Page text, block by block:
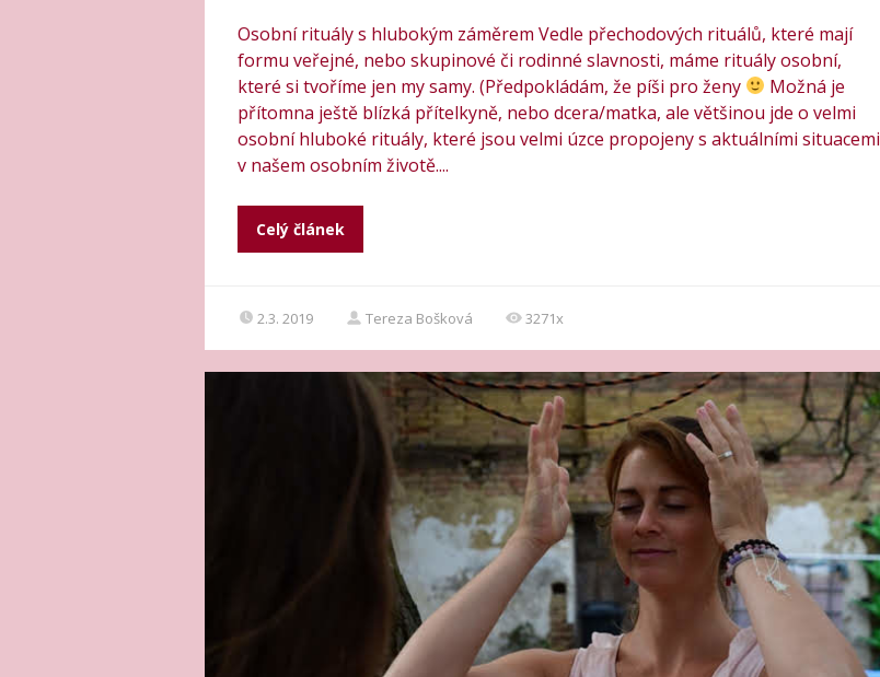
Osobní rituály s hlubokým záměrem Vedle přechodových rituálů, které mají
formu veřejné, nebo skupinové či rodinné slavnosti, máme rituály osobní,
které si tvoříme jen my samy. (Předpokládám, že píši pro ženy
Možná je
přítomna ještě blízká přítelkyně, nebo dcera/matka, ale většinou jde o velmi
osobní hluboké rituály, které jsou velmi úzce propojeny s aktuálními situacemi
v našem osobním životě....
Celý článek
2.3. 2019 Tereza Bošková 3271x